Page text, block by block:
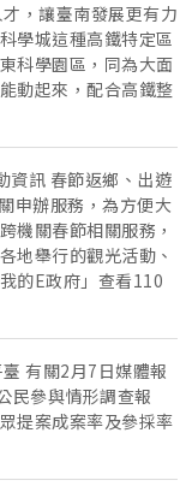
，讓臺南發展更有力
學城這種高鐵特定區
科學園區，同為大面
動起來，配合高鐵整
資訊 春節返鄉、出遊
申辦服務，為方便大
機關春節相關服務，
地舉行的觀光活動、
的E政府」查看110
有關2月7日媒體報
民參與情形調查報
提案成案率及參採率